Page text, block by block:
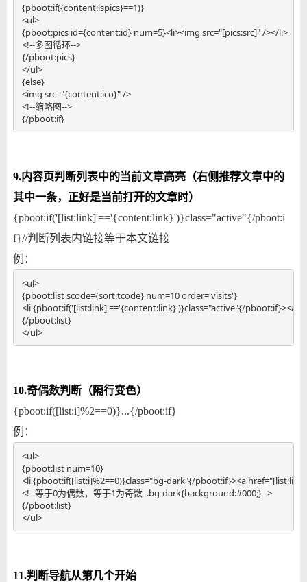
{pboot:if({content:ispics}==1)}
<ul>
{pboot:pics id={content:id} num=5}<li><img src="[pics:src]" /></li>
<!--多图循环-->
{/pboot:pics}
</ul>
{else}
<img src="{content:ico}" />
<!--缩略图-->
{/pboot:if}
9.内容页判断列表中的当前文章高亮（右侧推荐文章中的
其中一条，正好是当前打开的文章时）
{pboot:if('[list:link]'=='{content:link}')}class="active"{/pboot:i
f}//判断列表内链接等于本文链接
例：
<ul>
{pboot:list scode={sort:tcode} num=10 order='visits'}
<li {pboot:if('[list:link]'=='{content:link}')}class="active"{/pboot:if}><a
{/pboot:list}
</ul>
10.奇偶数判断（隔行变色）
{pboot:if([list:i]%2==0)}...{/pboot:if}
例：
<ul>
{pboot:list num=10}
<li {pboot:if([list:i]%2==0)}class="bg-dark"{/pboot:if}><a
<!--等于0为偶数，等于1为奇数  .bg-dark{background:#000;}-->
{/pboot:list}
</ul>
11.判断导航从第几个开始